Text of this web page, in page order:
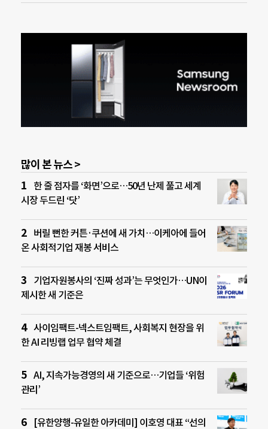
많이 본 뉴스 >
한 줄 점자를 ‘화면’으로…50년 난제 풀고 세계
시장 두드린 ‘닷’
버릴 뻔한 커튼·쿠션에 새 가치…이케아에 들어
온 사회적기업 재봉 서비스
기업자원봉사의 ‘진짜 성과’는 무엇인가…UN이
제시한 새 기준은
사이임팩트-넥스트임팩트, 사회복지 현장을 위
한 AI 리빙랩 업무 협약 체결
AI, 지속가능경영의 새 기준으로…기업들 ‘위험
관리’
[유한양행-유일한 아카데미] 이호영 대표 “선의